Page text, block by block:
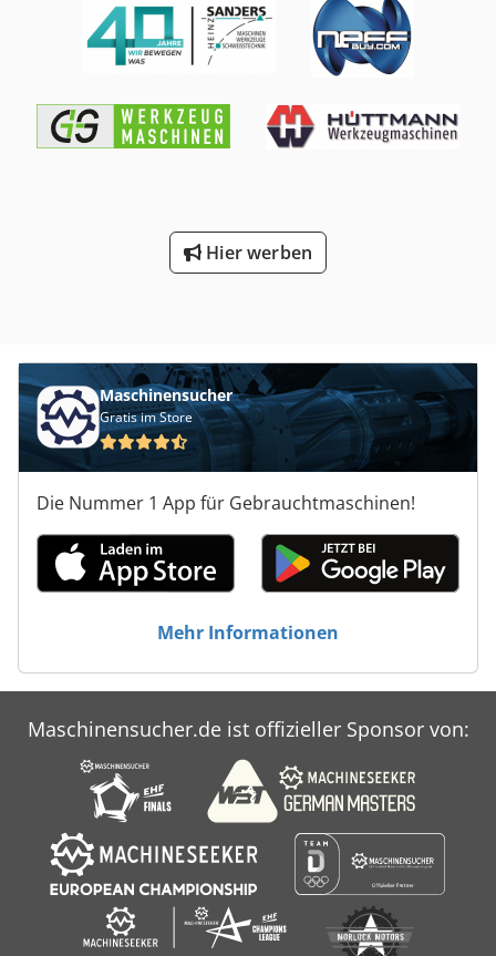
Ihren Betrieb verkaufen, Cedpfxjyqtdce Am Torf dann
sprechen Sie uns an. Weitere Angebote finden Sie auf
unserer Webseite. Besichtigungen sind nach Absprache
Hirsch Team
Hier werben
Maschinensucher
Gratis im Store
Die Nummer 1 App für Gebrauchtmaschinen!
Mehr Informationen
Maschinensucher.de ist offizieller Sponsor von: